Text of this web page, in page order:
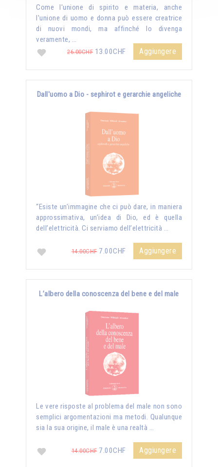
Come l'unione di spirito e materia, anche
l'unione di uomo e donna può essere creatrice
di nuovi mondi, ma affinché lo divenga
veramente, …
26.00CHF 13.00CHF Aggiungere
Dall'uomo a Dio - sephirot e gerarchie angeliche
“Esiste un’immagine che ci può dare, in maniera
approssimativa, un’idea di Dio, ed è quella
dell’elettricità. Ci serviamo dell’elettricità …
14.00CHF7.00CHF Aggiungere
L’albero della conoscenza del bene e del male
Le vere risposte al problema del male non sono
semplici argomentazioni ma metodi. Qualunque
sia la sua origine, il male è una realtà …
14.00CHF7.00CHF Aggiungere